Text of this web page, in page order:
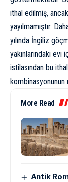
ithal edilmiş,
yayılmamıştır.
yılında İngiliz
yakınlarındaki
istilasından bu
kombinasyonunun
More Read
Antik